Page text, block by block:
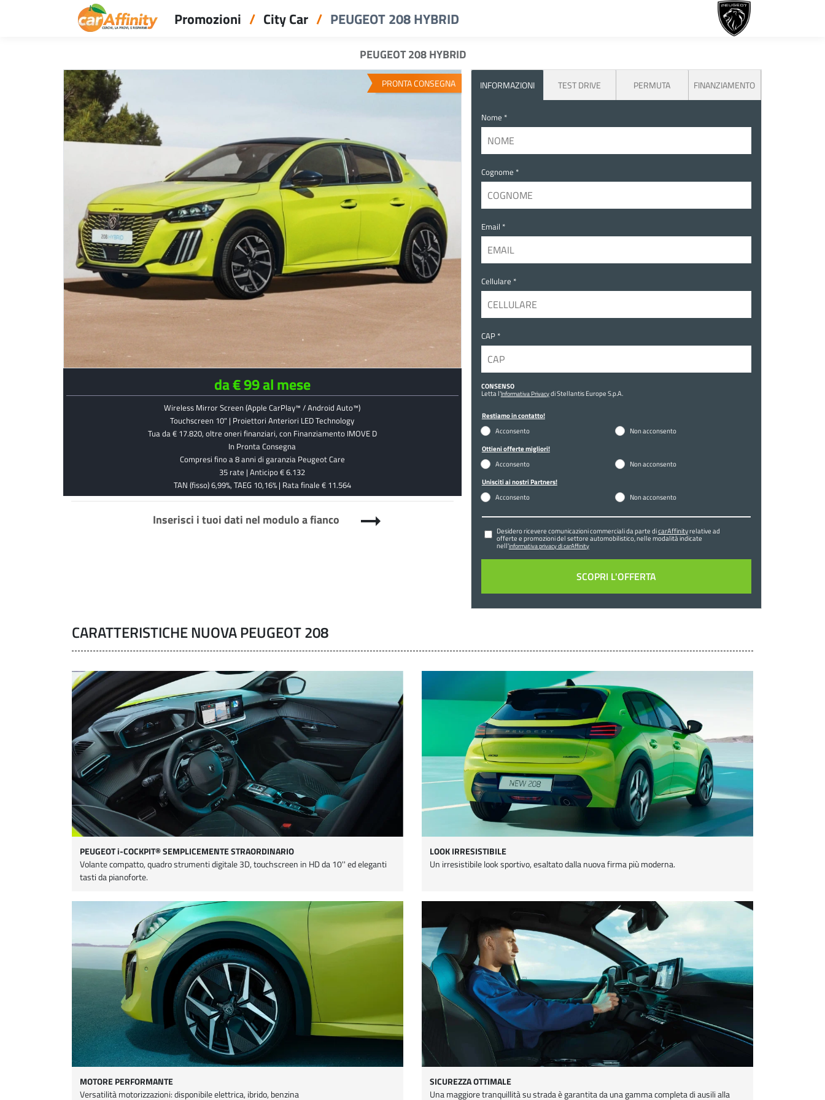
Promozioni City Car PEUGEOT 208 HYBRID
PEUGEOT 208 HYBRID
PRONTA CONSEGNA
da € 99 al mese
Wireless Mirror Screen (Apple CarPlay™ / Android Auto™)
Touchscreen 10" | Proiettori Anteriori LED Technology
Tua da € 17.820, oltre oneri finanziari, con Finanziamento IMOVE D
In Pronta Consegna
Compresi fino a 8 anni di garanzia Peugeot Care
35 rate | Anticipo € 6.132
TAN (fisso) 6,99%, TAEG 10,16% | Rata finale € 11.564
Inserisci i tuoi dati nel modulo a fianco arrow_right_alt
INFORMAZIONI TEST DRIVE PERMUTA FINANZIAMENTO
Nome *
Cognome *
Email *
Cellulare *
CAP *
CONSENSO
Letta l'Informativa Privacydi Stellantis Europe S.p.A.
Restiamo in contatto!
Acconsento Non acconsento
Ottieni offerte migliori!
Acconsento Non acconsento
Unisciti ai nostri Partners!
Acconsento Non acconsento
Desidero ricevere comunicazioni commerciali da parte dicarAffinityrelative ad
offerte e promozioni del settore automobilistico, nelle modalità indicate
nell'informativa privacy di carAffinity
CARATTERISTICHE NUOVA PEUGEOT 208
PEUGEOT i-COCKPIT® SEMPLICEMENTE STRAORDINARIO
Volante compatto, quadro strumenti digitale 3D, touchscreen in HD da 10'' ed eleganti
tasti da pianoforte.
LOOK IRRESISTIBILE
Un irresistibile look sportivo, esaltato dalla nuova firma più moderna.
MOTORE PERFORMANTE
Versatilità motorizzazioni: disponibile elettrica, ibrido, benzina
SICUREZZA OTTIMALE
Una maggiore tranquillità su strada è garantita da una gamma completa di ausili alla